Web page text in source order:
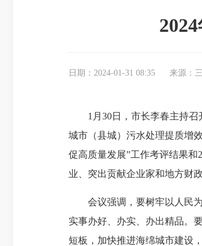
日期：2024-01-31 08:35 来源：
1月30日，市长李春主持召
城市（县城）污水处理提质增
促高质量发展”工作考评结果和
业、突出贡献企业家和地方财
会议强调，要树牢以人民为
实事办好、办实、办出精品。
短板，加快推进海绵城市建设